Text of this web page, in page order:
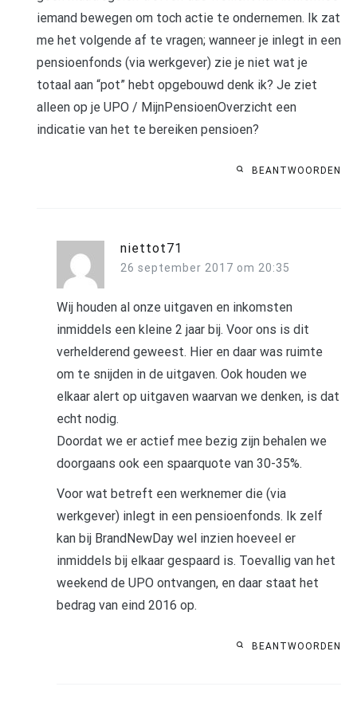
iemand bewegen om toch actie te ondernemen. Ik zat
me het volgende af te vragen; wanneer je inlegt in een
pensioenfonds (via werkgever) zie je niet wat je
totaal aan “pot” hebt opgebouwd denk ik? Je ziet
alleen op je UPO / MijnPensioenOverzicht een
indicatie van het te bereiken pensioen?
BEANTWOORDEN
niettot71
26 september 2017 om 20:35
Wij houden al onze uitgaven en inkomsten
inmiddels een kleine 2 jaar bij. Voor ons is dit
verhelderend geweest. Hier en daar was ruimte
om te snijden in de uitgaven. Ook houden we
elkaar alert op uitgaven waarvan we denken, is dat
echt nodig.
Doordat we er actief mee bezig zijn behalen we
doorgaans ook een spaarquote van 30-35%.
Voor wat betreft een werknemer die (via
werkgever) inlegt in een pensioenfonds. Ik zelf
kan bij BrandNewDay wel inzien hoeveel er
inmiddels bij elkaar gespaard is. Toevallig van het
weekend de UPO ontvangen, en daar staat het
bedrag van eind 2016 op.
BEANTWOORDEN